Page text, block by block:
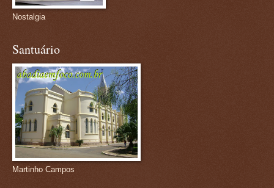
Nostalgia
Santuário
Martinho Campos